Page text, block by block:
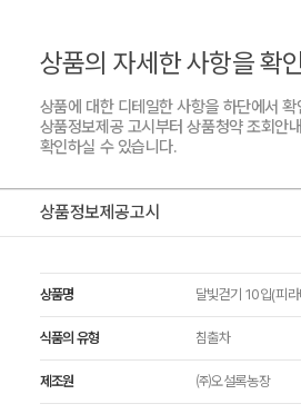
상품의 자세한 사항을 확
상품에 대한 디테일한 사항을 하단에서
상품정보제공 고시부터 상품청약 조회안
확인하실 수 있습니다.
상품정보제공고시
상품명 달빛걷기 10입(피
식품의 유형 침출차
제조원 ㈜오설록농장